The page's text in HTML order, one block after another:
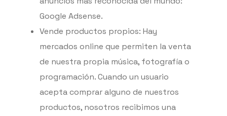
Google Adsense.
Vende productos propios: Hay
mercados online que permiten la venta
de nuestra propia música, fotografía o
programación. Cuando un usuario
acepta comprar alguno de nuestros
productos, nosotros recibimos una